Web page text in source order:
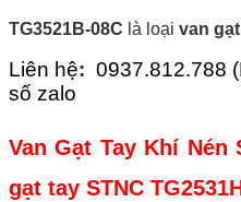
TG3521B-08C là loại van
Liên hệ: 0937.812.788
số zalo
Van Gạt Tay Khí Nén
gạt tay STNC